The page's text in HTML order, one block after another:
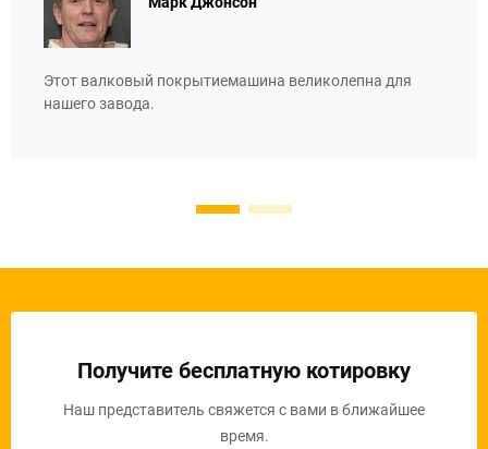
Этот валковый покрытиемашина великолепна для
нашего завода.
Получите бесплатную котировку
Наш представитель свяжется с вами в ближайшее
время.